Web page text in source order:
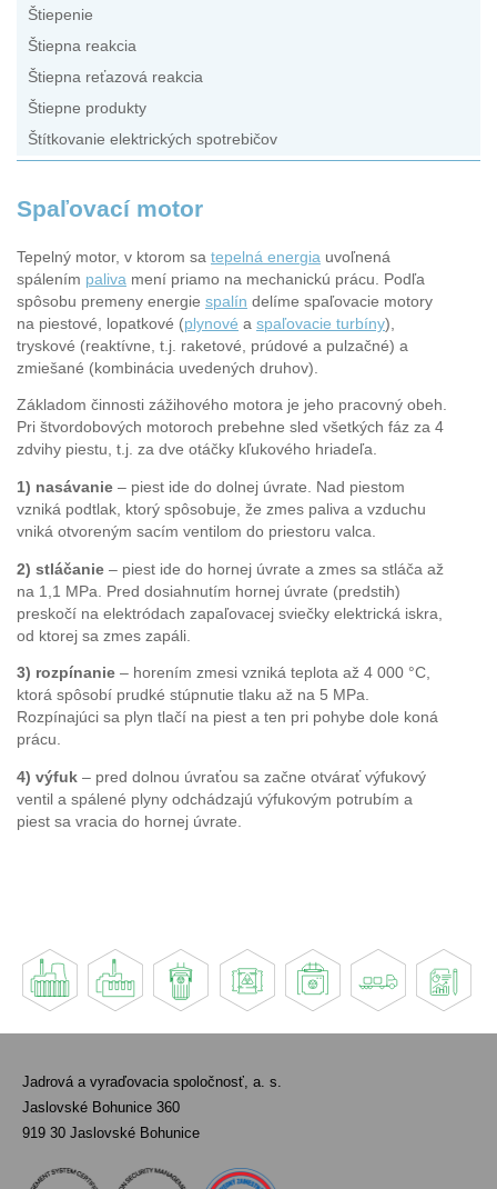
Štiepenie
Štiepna reakcia
Štiepna reťazová reakcia
Štiepne produkty
Štítkovanie elektrických spotrebičov
Spaľovací motor
Tepelný motor, v ktorom sa tepelná energia uvoľnená
spálením paliva mení priamo na mechanickú prácu. Podľa
spôsobu premeny energie spalín delíme spaľovacie motory
na piestové, lopatkové (plynové a spaľovacie turbíny),
tryskové (reaktívne, t.j. raketové, prúdové a pulzačné) a
zmiešané (kombinácia uvedených druhov).
Základom činnosti zážihového motora je jeho pracovný obeh.
Pri štvordobových motoroch prebehne sled všetkých fáz za 4
zdvihy piestu, t.j. za dve otáčky kľukového hriadeľa.
1) nasávanie – piest ide do dolnej úvrate. Nad piestom
vzniká podtlak, ktorý spôsobuje, že zmes paliva a vzduchu
vniká otvoreným sacím ventilom do priestoru valca.
2) stláčanie – piest ide do hornej úvrate a zmes sa stláča až
na 1,1 MPa. Pred dosiahnutím hornej úvrate (predstih)
preskočí na elektródach zapaľovacej sviečky elektrická iskra,
od ktorej sa zmes zapáli.
3) rozpínanie – horením zmesi vzniká teplota až 4 000 °C,
ktorá spôsobí prudké stúpnutie tlaku až na 5 MPa.
Rozpínajúci sa plyn tlačí na piest a ten pri pohybe dole koná
prácu.
4) výfuk – pred dolnou úvraťou sa začne otvárať výfukový
ventil a spálené plyny odchádzajú výfukovým potrubím a
piest sa vracia do hornej úvrate.
Jadrová a vyraďovacia spoločnosť, a. s.
Jaslovské Bohunice 360
919 30 Jaslovské Bohunice